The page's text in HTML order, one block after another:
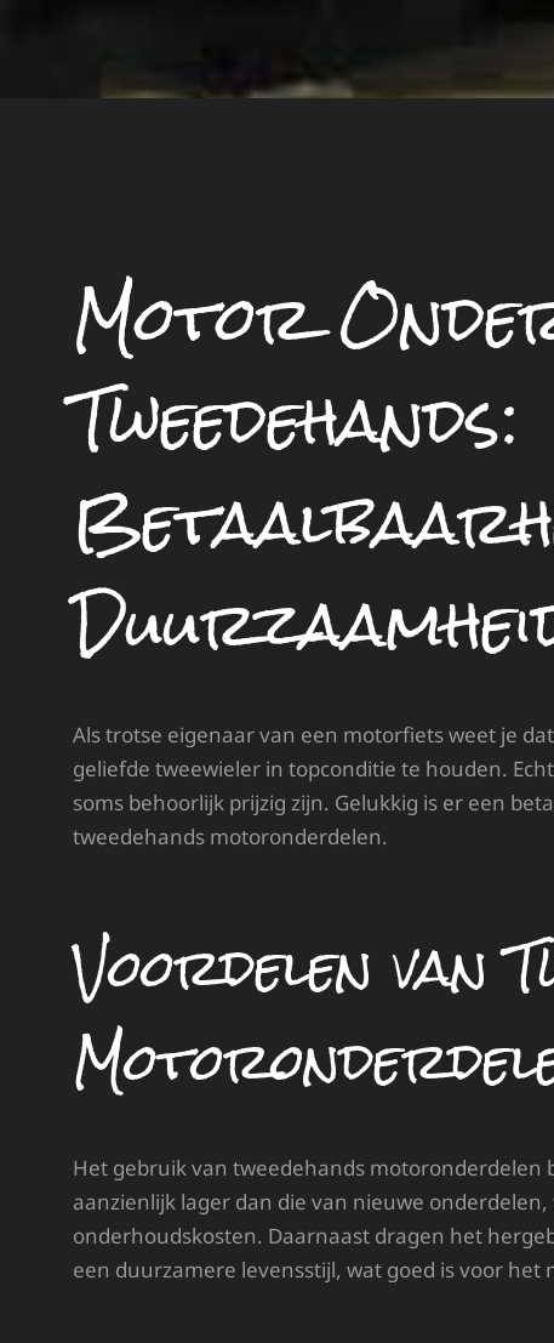
Motor
Tweedehands:
Als trotse eigenaar van een motorfiets weet je
geliefde tweewieler in topconditie te houden.
soms behoorlijk prijzig zijn. Gelukkig is er een
tweedehands motoronderdelen.
Voordelen van
Het gebruik van tweedehands motoronderdelen
aanzienlijk lager dan die van nieuwe
onderhoudskosten. Daarnaast dragen het
een duurzamere levensstijl, wat goed is voor het